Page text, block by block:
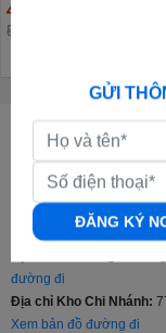
4.840.000đ
5.390.000đ
CÔNG TY CỔ PHẦN
GPKD:0108011247 -
Địa chỉ Văn Phòng:
Số
Phạm Văn Đồng, Bắc Từ
đường đi
Địa chỉ Kho Chi Nhánh:
Xem bản đồ đường đi
GỬI
ĐĂNG KÝ